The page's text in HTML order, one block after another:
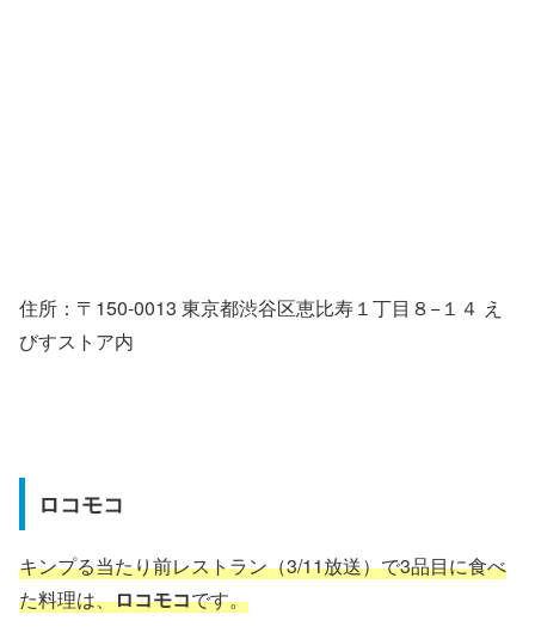
住所：〒150-0013 東京都渋谷区恵比寿１丁目８−１４ え
びすストア内
ロコモコ
キンプる当たり前レストラン（3/11放送）で3品目に食べ
た料理は、ロコモコです。